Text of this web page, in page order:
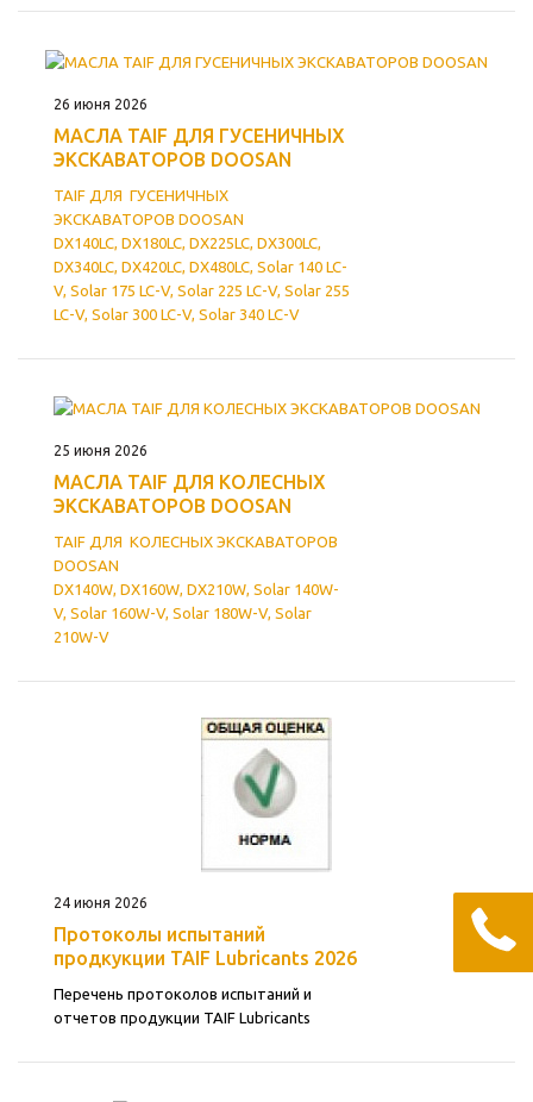
26 июня 2026
МАСЛА TAIF ДЛЯ ГУСЕНИЧНЫХ
ЭКСКАВАТОРОВ DOOSAN
TAIF ДЛЯ ГУСЕНИЧНЫХ
ЭКСКАВАТОРОВ DOOSAN
DX140LC, DX180LC, DX225LC, DX300LC,
DX340LC, DX420LC, DX480LC, Solar 140 LC-
V, Solar 175 LC-V, Solar 225 LC-V, Solar 255
LC-V, Solar 300 LC-V, Solar 340 LC-V
25 июня 2026
МАСЛА TAIF ДЛЯ КОЛЕСНЫХ
ЭКСКАВАТОРОВ DOOSAN
TAIF ДЛЯ КОЛЕСНЫХ ЭКСКАВАТОРОВ
DOOSAN
DX140W, DX160W, DX210W, Solar 140W-
V, Solar 160W-V, Solar 180W-V, Solar
210W-V
24 июня 2026
Протоколы испытаний
продкукции TAIF Lubricants 2026
Перечень протоколов испытаний и
отчетов продукции TAIF Lubricants